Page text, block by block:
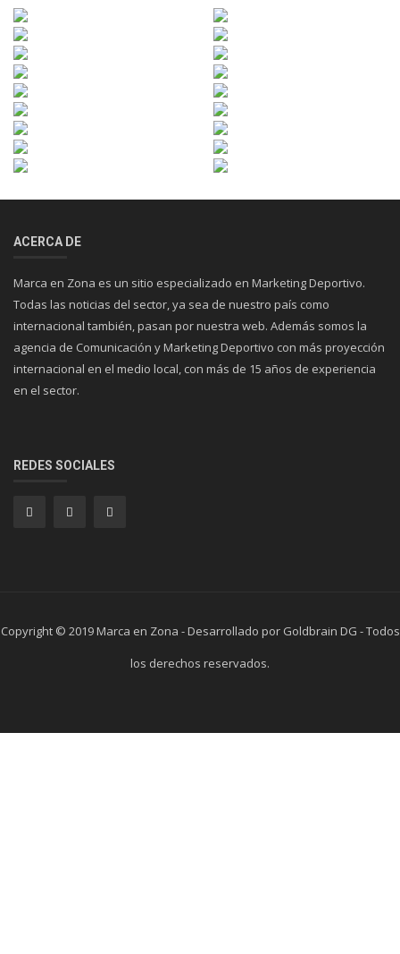
ACERCA DE
Marca en Zona es un sitio especializado en Marketing Deportivo.
Todas las noticias del sector, ya sea de nuestro país como
internacional también, pasan por nuestra web. Además somos la
agencia de Comunicación y Marketing Deportivo con más proyección
internacional en el medio local, con más de 15 años de experiencia
en el sector.
REDES SOCIALES
Copyright © 2019 Marca en Zona - Desarrollado por Goldbrain DG - Todos
los derechos reservados.